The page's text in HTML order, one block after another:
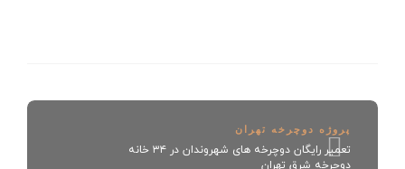
پروژه دوچرخه تهران
تعمیر رایگان دوچرخه های شهروندان در ۳۴ خانه
دوچرخه شرق تهران